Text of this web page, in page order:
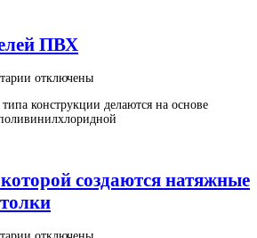
матовые
ПВХ
к
Потолок
из
отключены
конструкции делаются на основе
создаются натяжные
к